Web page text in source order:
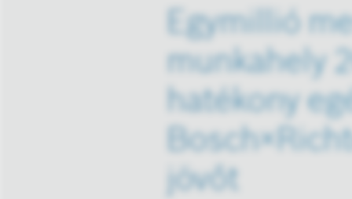
Egymillió
munkahely
hatékony
jövőt